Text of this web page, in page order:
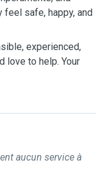
feel safe, happy, and
experienced,
love to help. Your
aucun service à